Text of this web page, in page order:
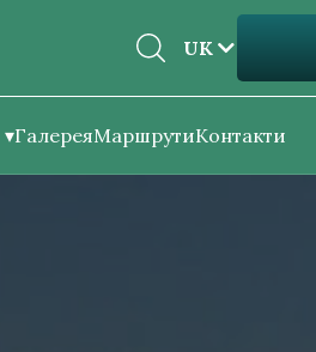
UK
EN
ГалереяМаршрутиКонтакти